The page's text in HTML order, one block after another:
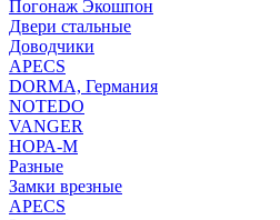
Погонаж Экошпон
Двери стальные
Доводчики
APECS
DORMA, Германия
NOTEDO
VANGER
НОРА-М
Разные
Замки врезные
APECS